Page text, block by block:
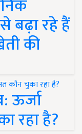
बढ़ा रहे हैं
की
ऊर्जा
रहा है?